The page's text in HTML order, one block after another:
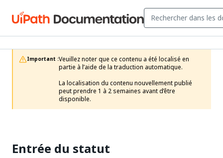
Important :Veuillez noter que ce contenu a été localisé en
partie à l’aide de la traduction automatique.
La localisation du contenu nouvellement publié
peut prendre 1 à 2 semaines avant d’être
disponible.
Entrée du statut